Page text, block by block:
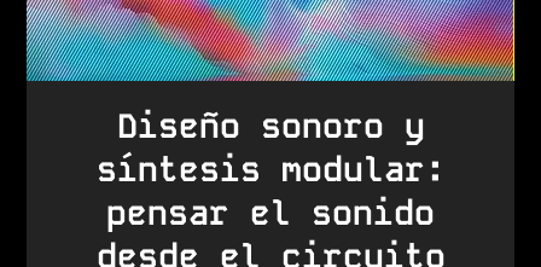
Diseño sonoro y
síntesis modular:
pensar el sonido
desde el circuito